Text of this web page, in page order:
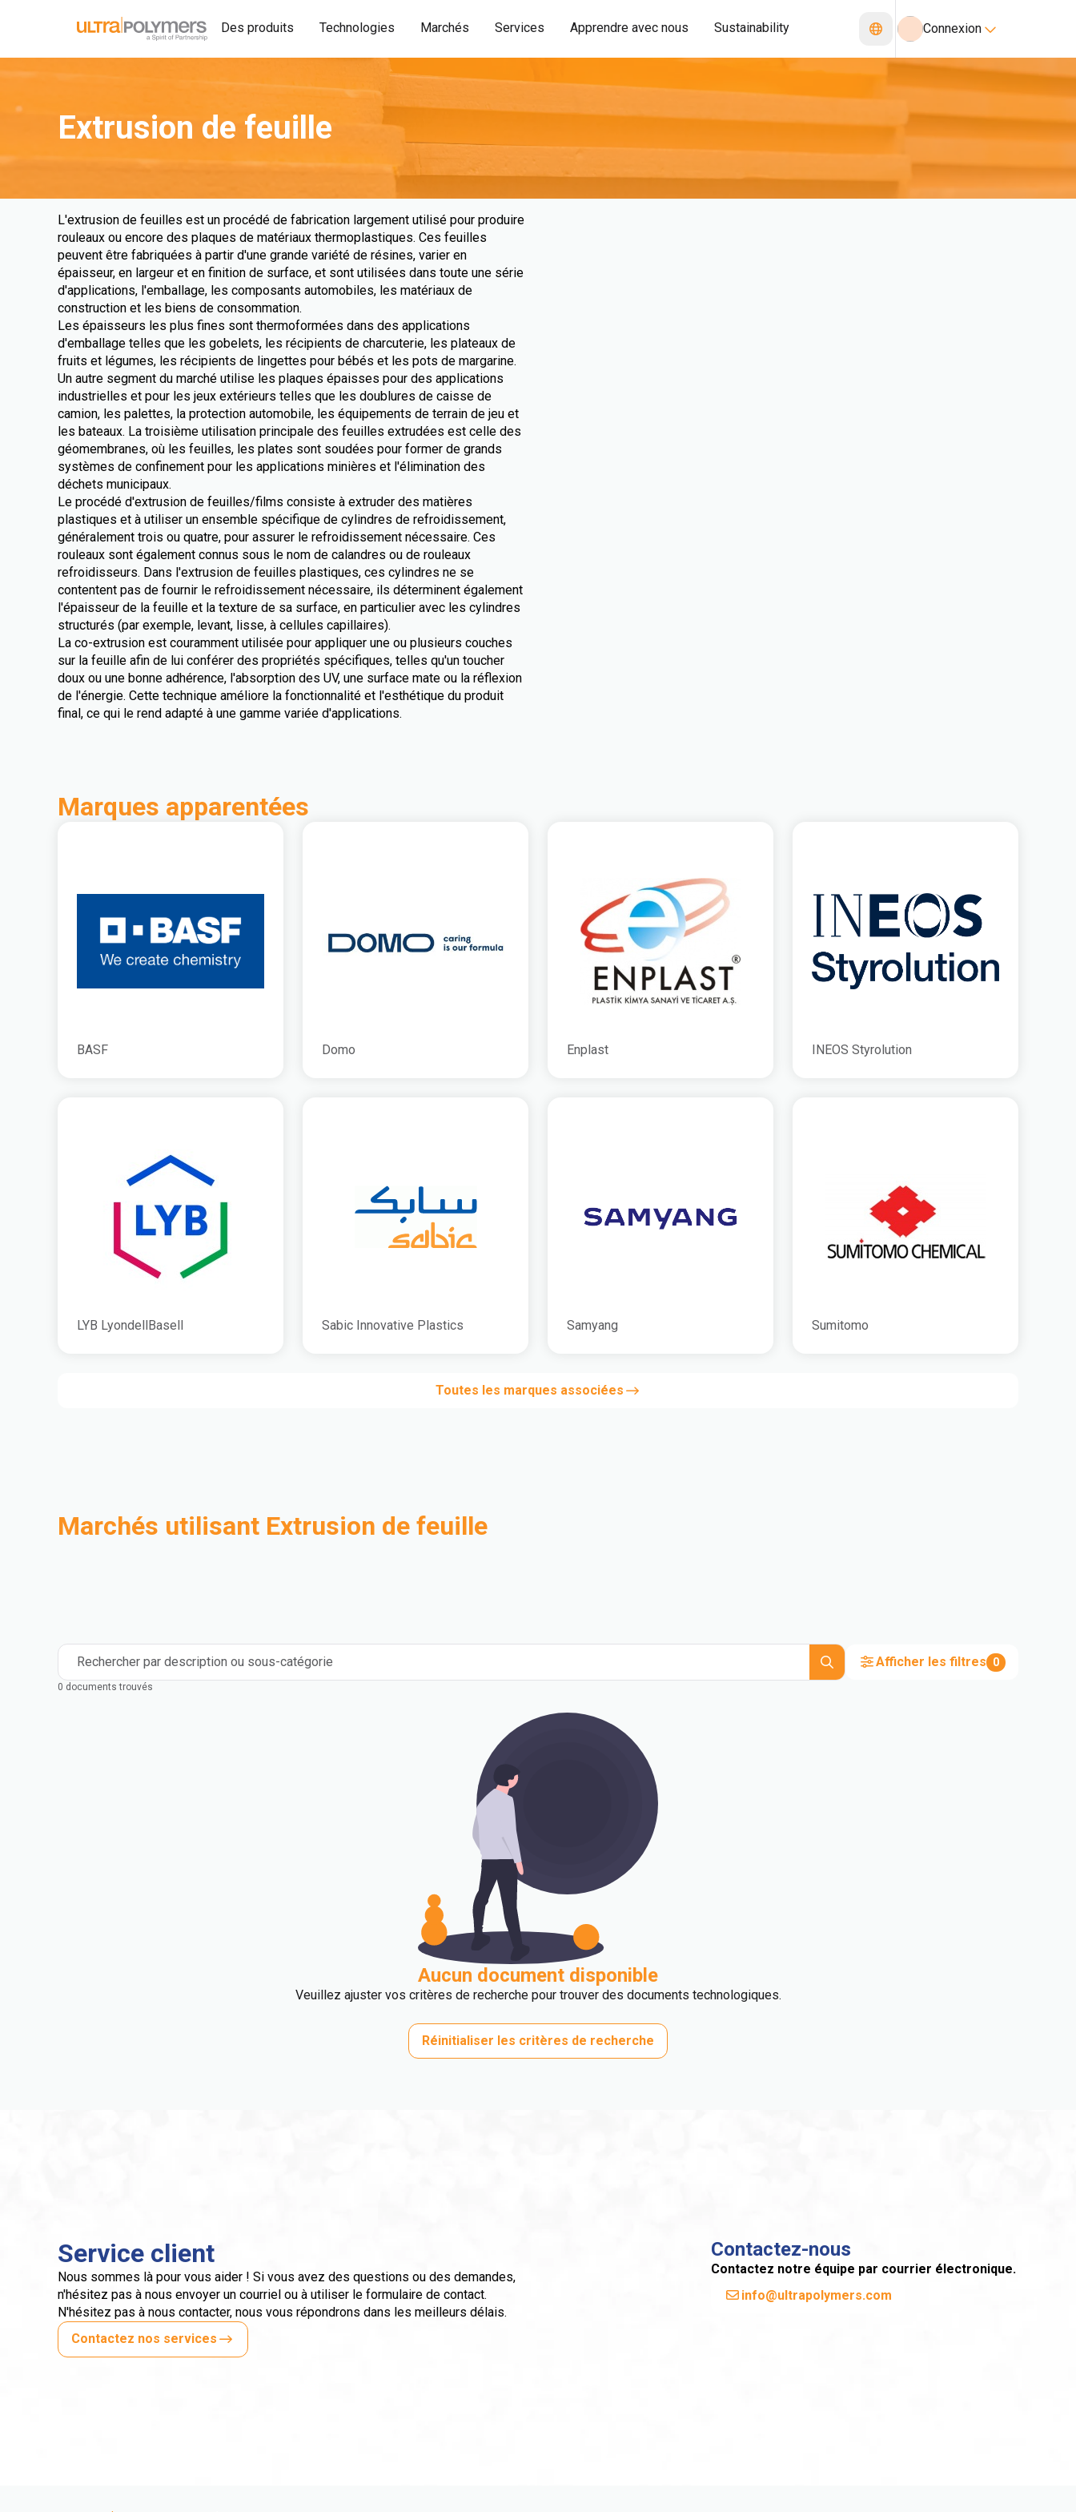
Des produits Technologies Marchés Services Apprendre avec nous Sustainability Connexion
Extrusion de feuille
L'extrusion de feuilles est un procédé de fabrication largement utilisé pour produire
rouleaux ou encore des plaques de matériaux thermoplastiques. Ces feuilles
peuvent être fabriquées à partir d'une grande variété de résines, varier en
épaisseur, en largeur et en finition de surface, et sont utilisées dans toute une série
d'applications, l'emballage, les composants automobiles, les matériaux de
construction et les biens de consommation.
Les épaisseurs les plus fines sont thermoformées dans des applications
d'emballage telles que les gobelets, les récipients de charcuterie, les plateaux de
fruits et légumes, les récipients de lingettes pour bébés et les pots de margarine.
Un autre segment du marché utilise les plaques épaisses pour des applications
industrielles et pour les jeux extérieurs telles que les doublures de caisse de
camion, les palettes, la protection automobile, les équipements de terrain de jeu et
les bateaux. La troisième utilisation principale des feuilles extrudées est celle des
géomembranes, où les feuilles, les plates sont soudées pour former de grands
systèmes de confinement pour les applications minières et l'élimination des
déchets municipaux.
Le procédé d'extrusion de feuilles/films consiste à extruder des matières
plastiques et à utiliser un ensemble spécifique de cylindres de refroidissement,
généralement trois ou quatre, pour assurer le refroidissement nécessaire. Ces
rouleaux sont également connus sous le nom de calandres ou de rouleaux
refroidisseurs. Dans l'extrusion de feuilles plastiques, ces cylindres ne se
contentent pas de fournir le refroidissement nécessaire, ils déterminent également
l'épaisseur de la feuille et la texture de sa surface, en particulier avec les cylindres
structurés (par exemple, levant, lisse, à cellules capillaires).
La co-extrusion est couramment utilisée pour appliquer une ou plusieurs couches
sur la feuille afin de lui conférer des propriétés spécifiques, telles qu'un toucher
doux ou une bonne adhérence, l'absorption des UV, une surface mate ou la réflexion
de l'énergie. Cette technique améliore la fonctionnalité et l'esthétique du produit
final, ce qui le rend adapté à une gamme variée d'applications.
Marques apparentées
BASF Domo Enplast INEOS Styrolution
LYB LyondellBasell Sabic Innovative Plastics Samyang Sumitomo
Toutes les marques associées
Marchés utilisant Extrusion de feuille
Rechercher par description ou sous-catégorie Afficher les filtres 0
0 documents trouvés
Aucun document disponible
Veuillez ajuster vos critères de recherche pour trouver des documents technologiques.
Réinitialiser les critères de recherche
Service client
Nous sommes là pour vous aider ! Si vous avez des questions ou des demandes,
n'hésitez pas à nous envoyer un courriel ou à utiliser le formulaire de contact.
N'hésitez pas à nous contacter, nous vous répondrons dans les meilleurs délais.
Contactez nos services
Contactez-nous
Contactez notre équipe par courrier électronique.
info@ultrapolymers.com